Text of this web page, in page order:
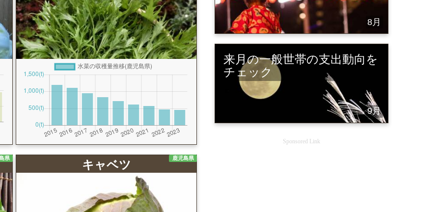
県 鹿児島県
キャベツ
8月
来月の一般世帯の支出動向を
チェック
9月
Sponsored Link